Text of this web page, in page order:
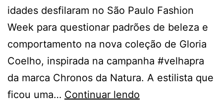
idades desfilaram no São Paulo Fashion
Week para questionar padrões de beleza e
comportamento na nova coleção de Gloria
Coelho, inspirada na campanha #velhapra
da marca Chronos da Natura. A estilista que
ficou uma… Continuar lendo